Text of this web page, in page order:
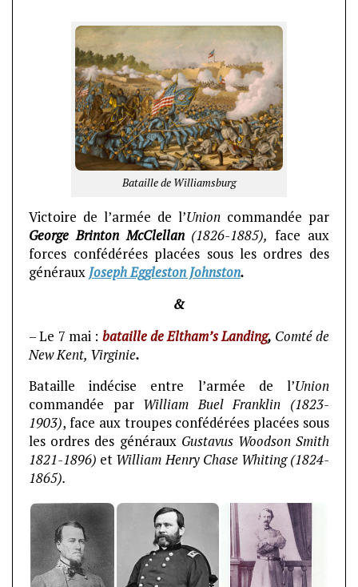
Bataille de Williamsburg
Victoire de l’armée de l’Unioncommandée par
George Brinton McClellan(1826-1885), face aux
forces confédérées placées sous les ordres des
généraux Joseph Eggleston Johnston.
&
– Le 7 mai : bataille de Eltham’s Landing, Comté de
New Kent, Virginie.
Bataille indécise entre l’armée de l’Union
commandée par William Buel Franklin (1823-
1903), face aux troupes confédérées placées sous
les ordres des généraux Gustavus Woodson Smith
1821-1896) et William Henry Chase Whiting (1824-
1865).